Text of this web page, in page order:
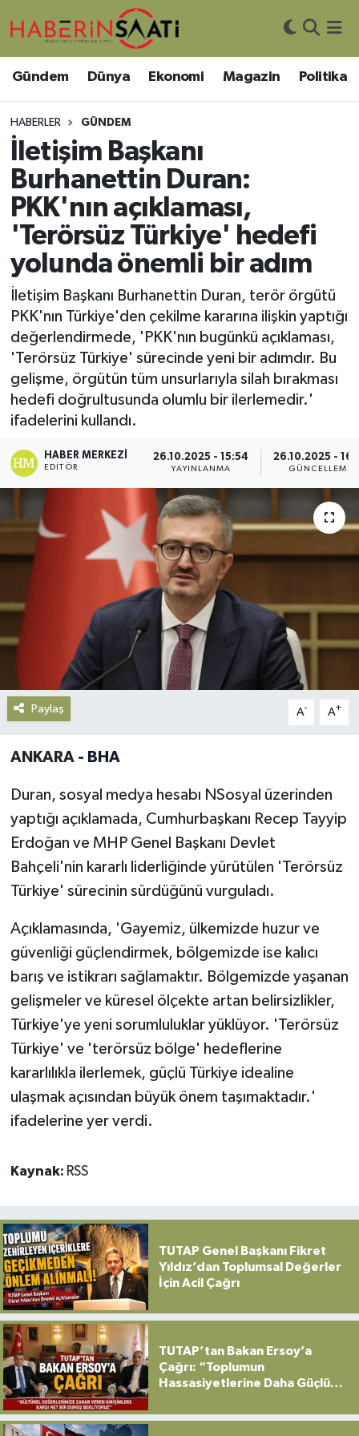
Gündem Dünya Ekonomi Magazin Politika
HABERLER GÜNDEM
İletişim Başkanı
Burhanettin Duran:
PKK'nın açıklaması,
'Terörsüz Türkiye' hedefi
yolunda önemli bir adım
İletişim Başkanı Burhanettin Duran, terör örgütü
PKK'nın Türkiye'den çekilme kararına ilişkin yaptığı
değerlendirmede, 'PKK'nın bugünkü açıklaması,
'Terörsüz Türkiye' sürecinde yeni bir adımdır. Bu
gelişme, örgütün tüm unsurlarıyla silah bırakması
hedefi doğrultusunda olumlu bir ilerlemedir.'
ifadelerini kullandı.
HABER MERKEZI
EDITÖR
26.10.2025 - 15:54
YAYINLANMA
26.10.2025 -
GÜNCELLEME
Paylaş A- A+
ANKARA - BHA
Duran, sosyal medya hesabı NSosyal üzerinden
yaptığı açıklamada, Cumhurbaşkanı Recep Tayyip
Erdoğan ve MHP Genel Başkanı Devlet
Bahçeli'nin kararlı liderliğinde yürütülen 'Terörsüz
Türkiye' sürecinin sürdüğünü vurguladı.
Açıklamasında, 'Gayemiz, ülkemizde huzur ve
güvenliği güçlendirmek, bölgemizde ise kalıcı
barış ve istikrarı sağlamaktır. Bölgemizde yaşanan
gelişmeler ve küresel ölçekte artan belirsizlikler,
Türkiye'ye yeni sorumluluklar yüklüyor. 'Terörsüz
Türkiye' ve 'terörsüz bölge' hedeflerine
kararlılıkla ilerlemek, güçlü Türkiye idealine
ulaşmak açısından büyük önem taşımaktadır.'
ifadelerine yer verdi.
Kaynak: RSS
TUTAP Genel Başkanı Fikret
Yıldız’dan Toplumsal Değerler
İçin Acil Çağrı
TUTAP’tan Bakan Ersoy’a
Çağrı: “Toplumun
Hassasiyetlerine Daha Güçlü
Asayiş
Bilim ve Teknoloji
Çevre
DIŞ HABER
Dünya
Eğitim
Ekonomi
Genel
Gündem
Haberde İnsan
Kültür-Sanat
Magazin
Podcast
Sağlık
Siyaset
Spor
Yerel
Nöbetçi Eczaneler
Hava Durumu
Trafik Durumu
Süper Lig Puan Durumu ve Fikstür
Tüm Manşetler
Son Dakika Haberleri
Haber Arşivi